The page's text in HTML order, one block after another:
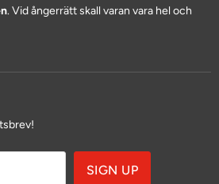
. Vid ångerrätt skall varan vara hel och
SIGN UP